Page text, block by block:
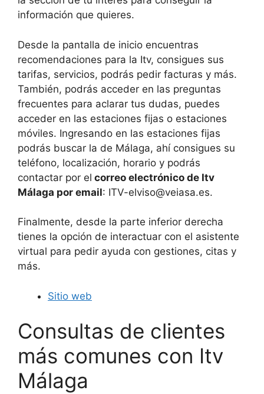
información que quieres.
Desde la pantalla de inicio encuentras
recomendaciones para la Itv, consigues sus
tarifas, servicios, podrás pedir facturas y más.
También, podrás acceder en las preguntas
frecuentes para aclarar tus dudas, puedes
acceder en las estaciones fijas o estaciones
móviles. Ingresando en las estaciones fijas
podrás buscar la de Málaga, ahí consigues su
teléfono, localización, horario y podrás
contactar por el correo electrónico de Itv
Málaga por email: ITV-elviso@veiasa.es.
Finalmente, desde la parte inferior derecha
tienes la opción de interactuar con el asistente
virtual para pedir ayuda con gestiones, citas y
más.
Sitio web
Consultas de clientes
más comunes con Itv
Málaga